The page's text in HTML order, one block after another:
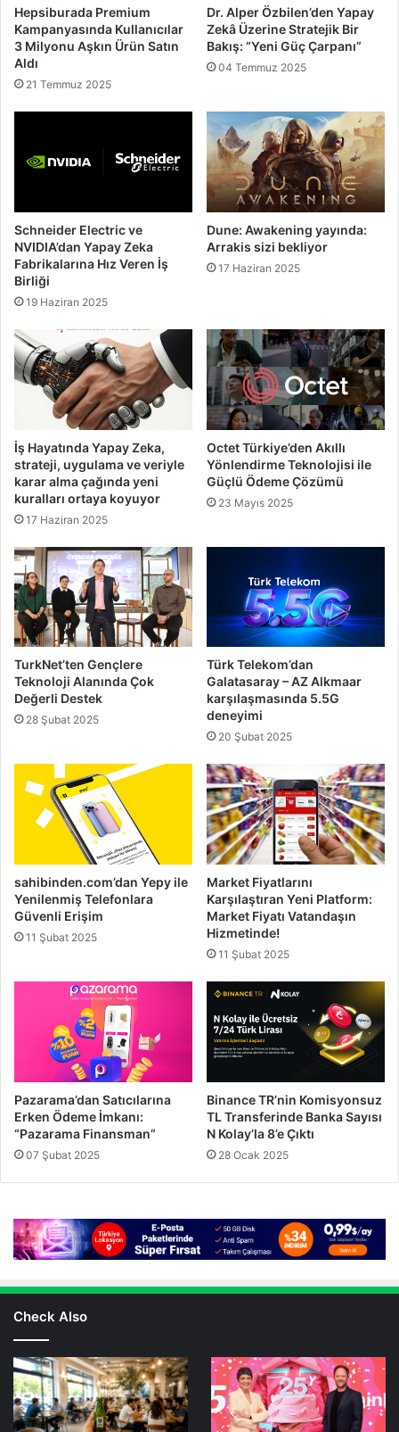
Hepsiburada Premium
Kampanyasında Kullanıcılar
3 Milyonu Aşkın Ürün Satın
Aldı
21 Temmuz 2025
Dr. Alper Özbilen’den Yapay
Zekâ Üzerine Stratejik Bir
Bakış: “Yeni Güç Çarpanı”
04 Temmuz 2025
Schneider Electric ve
NVIDIA’dan Yapay Zeka
Fabrikalarına Hız Veren İş
Birliği
19 Haziran 2025
Dune: Awakening yayında:
Arrakis sizi bekliyor
17 Haziran 2025
İş Hayatında Yapay Zeka,
strateji, uygulama ve veriyle
karar alma çağında yeni
kuralları ortaya koyuyor
17 Haziran 2025
Octet Türkiye’den Akıllı
Yönlendirme Teknolojisi ile
Güçlü Ödeme Çözümü
23 Mayıs 2025
TurkNet’ten Gençlere
Teknoloji Alanında Çok
Değerli Destek
28 Şubat 2025
Türk Telekom’dan
Galatasaray – AZ Alkmaar
karşılaşmasında 5.5G
deneyimi
20 Şubat 2025
sahibinden.com’dan Yepy ile
Yenilenmiş Telefonlara
Güvenli Erişim
11 Şubat 2025
Market Fiyatlarını
Karşılaştıran Yeni Platform:
Market Fiyatı Vatandaşın
Hizmetinde!
11 Şubat 2025
Pazarama’dan Satıcılarına
Erken Ödeme İmkanı:
“Pazarama Finansman”
07 Şubat 2025
Binance TR’nin Komisyonsuz
TL Transferinde Banka Sayısı
N Kolay’la 8’e Çıktı
28 Ocak 2025
Check Also